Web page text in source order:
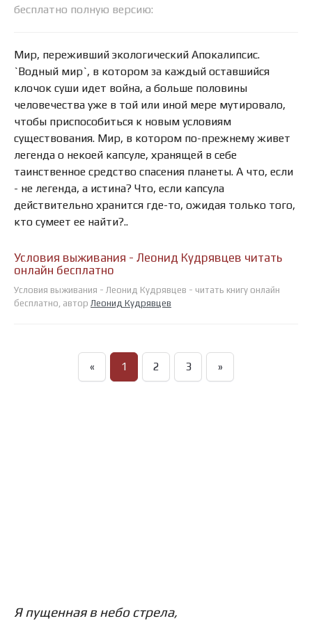
бесплатно полную версию:
Мир, переживший экологический Апокалипсис.
`Водный мир`, в котором за каждый оставшийся
клочок суши идет война, а больше половины
человечества уже в той или иной мере мутировало,
чтобы приспособиться к новым условиям
существования. Мир, в котором по-прежнему живет
легенда о некоей капсуле, хранящей в себе
таинственное средство спасения планеты. А что, если
- не легенда, а истина? Что, если капсула
действительно хранится где-то, ожидая только того,
кто сумеет ее найти?..
Условия выживания - Леонид Кудрявцев читать
онлайн бесплатно
Условия выживания - Леонид Кудрявцев - читать книгу онлайн
бесплатно, автор Леонид Кудрявцев
« 1 2 3 »
Я пущенная в небо стрела,